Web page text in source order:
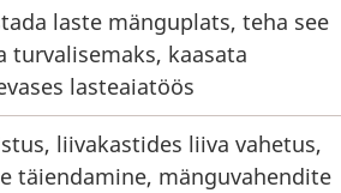
laste mänguplats, teha see
turvalisemaks, kaasata
lasteaiatöös
liivakastides liiva vahetus,
täiendamine, mänguvahendite